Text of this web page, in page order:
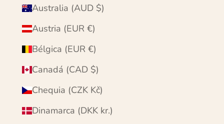
Australia (AUD $)
Austria (EUR €)
Bélgica (EUR €)
Canadá (CAD $)
Chequia (CZK Kč)
Dinamarca (DKK kr.)